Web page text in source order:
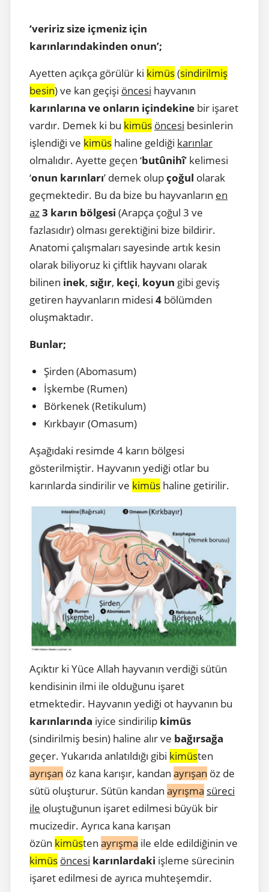
‘veririz size içmeniz için
karınlarındakinden onun’;
Ayetten açıkça görülür ki kimüs(sindirilmiş
besin) ve kan geçişi öncesi hayvanın
karınlarına ve onların içindekine bir işaret
vardır. Demek ki bu kimüs öncesi besinlerin
işlendiği ve kimüs haline geldiği karınlar
olmalıdır. Ayette geçen ‘butûnihî’ kelimesi
‘onun karınları’ demek olupçoğul olarak
geçmektedir. Bu da bize bu hayvanların en
az3 karın bölgesi (Arapça çoğul 3 ve
fazlasıdır) olması gerektiğini bize bildirir.
Anatomi çalışmaları sayesinde artık kesin
olarak biliyoruz ki çiftlik hayvanı olarak
bilinen inek, sığır, keçi, koyun gibi geviş
getiren hayvanların midesi 4 bölümden
oluşmaktadır.
Bunlar;
Şirden (Abomasum)
İşkembe (Rumen)
Börkenek (Retikulum)
Kırkbayır (Omasum)
Aşağıdaki resimde 4 karın bölgesi
gösterilmiştir. Hayvanın yediği otlar bu
karınlarda sindirilir ve kimüs haline getirilir.
Açıktır ki Yüce Allah hayvanın verdiği sütün
kendisinin ilmi ile olduğunu işaret
etmektedir. Hayvanın yediği ot hayvanın bu
karınlarında iyice sindirilip kimüs
(sindirilmiş besin) haline alır ve bağırsağa
geçer. Yukarıda anlatıldığı gibi kimüsten
ayrışan öz kana karışır, kandan ayrışan öz de
sütü oluşturur. Sütün kandan ayrışma süreci
ile oluştuğunun işaret edilmesi büyük bir
mucizedir. Ayrıca kana karışan
özün kimüsten ayrışma ile elde edildiğinin ve
kimüs öncesi karınlardaki işleme sürecinin
işaret edilmesi de ayrıca muhteşemdir.